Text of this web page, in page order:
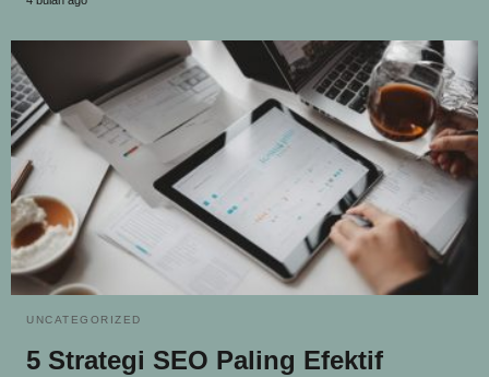
UNCATEGORIZED
5 Strategi SEO Paling Efektif